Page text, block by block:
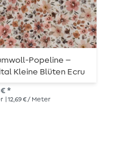
Popeline –
Kleine Blüten Ecru
*
| 12,69 € / Meter